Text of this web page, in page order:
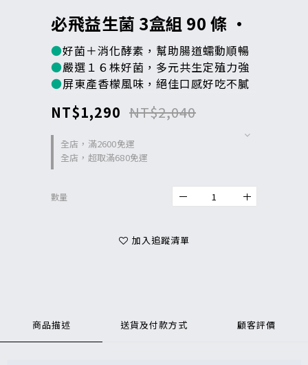
必飛益生菌 3盒組 90 條 •
●好菌＋消化酵素，幫助腸道蠕動順暢
●嚴選１６株好菌，多元共生定殖力強
●屏東產香檬風味，絕佳口感好吃不膩
全店，滿2600免運
全店，超取滿680免運
NT$2,040
NT$1,290
數量
加入追蹤清單
商品描述 送貨及付款方式 顧客評價